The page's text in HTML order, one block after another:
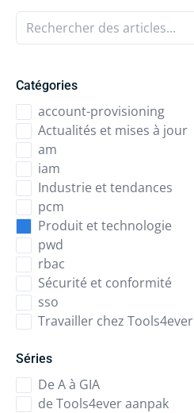
Rechercher des articles...
Catégories
account-provisioning
Actualités et mises à jour
am
iam
Industrie et tendances
pcm
Produit et technologie
pwd
rbac
Sécurité et conformité
sso
Travailler chez Tools4ever
Séries
De A à GIA
de Tools4ever aanpak